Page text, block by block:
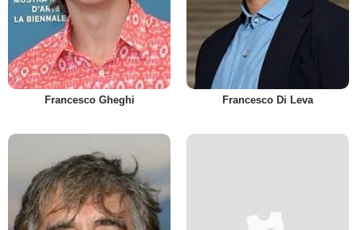
Francesco Gheghi Francesco Di Leva